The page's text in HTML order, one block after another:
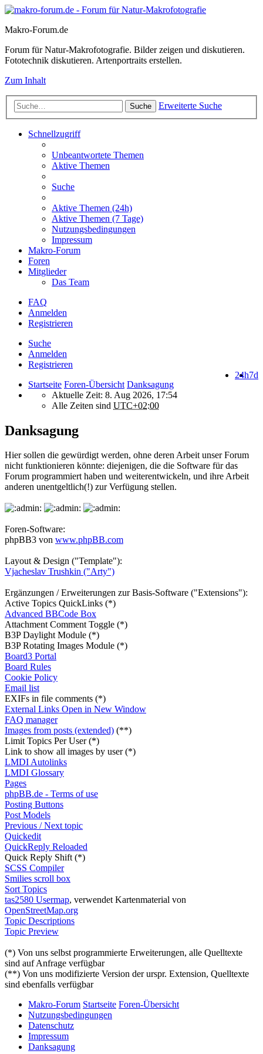
Makro-Forum.de
Forum für Natur-Makrofotografie. Bilder zeigen und diskutieren.
Fototechnik diskutieren. Artenportraits erstellen.
Zum Inhalt
Suche Erweiterte Suche
Schnellzugriff
Unbeantwortete Themen
Aktive Themen
Suche
Aktive Themen (24h)
Aktive Themen (7 Tage)
Nutzungsbedingungen
Impressum
Makro-Forum
Foren
Mitglieder
Das Team
FAQ
Anmelden
Registrieren
Suche
Anmelden
Registrieren
7d
24h
Startseite Foren-Übersicht Danksagung
Aktuelle Zeit: 8. Aug 2026, 17:54
Alle Zeiten sind UTC+02:00
Danksagung
Hier sollen die gewürdigt werden, ohne deren Arbeit unser Forum
nicht funktionieren könnte: diejenigen, die die Software für das
Forum programmiert haben und weiterentwickeln, und ihre Arbeit
anderen unentgeltlich(!) zur Verfügung stellen.
Foren-Software:
phpBB3 von www.phpBB.com
Layout & Design ("Template"):
Vjacheslav Trushkin ("Arty")
Ergänzungen / Erweiterungen zur Basis-Software ("Extensions"):
Active Topics QuickLinks (*)
Advanced BBCode Box
Attachment Comment Toggle (*)
B3P Daylight Module (*)
B3P Rotating Images Module (*)
Board3 Portal
Board Rules
Cookie Policy
Email list
EXIFs in file comments (*)
External Links Open in New Window
FAQ manager
Images from posts (extended) (**)
Limit Topics Per User (*)
Link to show all images by user (*)
LMDI Autolinks
LMDI Glossary
Pages
phpBB.de - Terms of use
Posting Buttons
Post Models
Previous / Next topic
Quickedit
QuickReply Reloaded
Quick Reply Shift (*)
SCSS Compiler
Smilies scroll box
Sort Topics
tas2580 Usermap, verwendet Kartenmaterial von
OpenStreetMap.org
Topic Descriptions
Topic Preview
(*) Von uns selbst programmierte Erweiterungen, alle Quelltexte
sind auf Anfrage verfügbar
(**) Von uns modifizierte Version der urspr. Extension, Quelltexte
sind ebenfalls verfügbar
Makro-Forum Startseite Foren-Übersicht
Nutzungsbedingungen
Datenschutz
Impressum
Danksagung